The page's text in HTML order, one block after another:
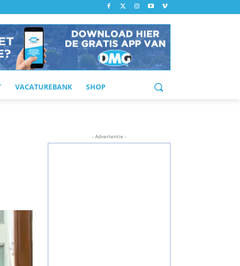
VACATUREBANK SHOP
- Advertentie -